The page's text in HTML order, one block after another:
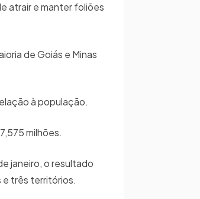
atrair e manter foliões
de Goiás e Minas
à população.
milhões.
janeiro, o resultado
e três territórios.